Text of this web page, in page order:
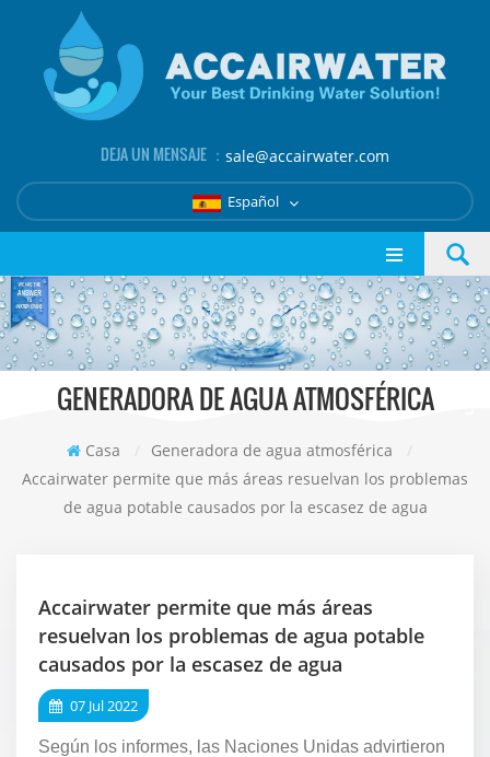
DEJA UN MENSAJE ： sale@accairwater.com
Español
GENERADORA DE AGUA ATMOSFÉRICA
Casa / Generadora de agua atmosférica
/
Accairwater permite que más áreas resuelvan los problemas
de agua potable causados ​​por la escasez de agua
Accairwater permite que más áreas
resuelvan los problemas de agua potable
causados ​​por la escasez de agua
07 Jul 2022
Según los informes, las Naciones Unidas advirtieron